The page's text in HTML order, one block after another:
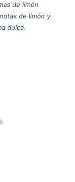
de limón
de limón y
dulce.